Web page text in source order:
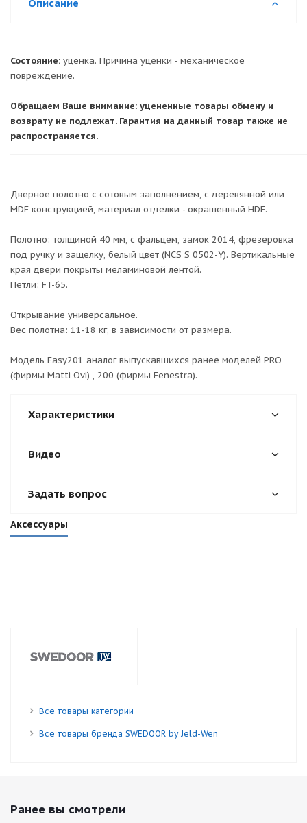
Описание
Состояние: уценка. Причина уценки - механическое
повреждение.
Обращаем Ваше внимание: уцененные товары обмену и
возврату не подлежат. Гарантия на данный товар также не
распространяется.
Дверное полотно с сотовым заполнением, с деревянной или
MDF конструкцией, материал отделки - окрашенный HDF.
Полотно: толщиной 40 мм, с фальцем, замок 2014, фрезеровка
под ручку и защелку, белый цвет (NCS S 0502-Y). Вертикальные
края двери покрыты меламиновой лентой.
Петли: FT-65.
Открывание универсальное.
Вес полотна: 11-18 кг, в зависимости от размера.
Модель Easy201 аналог выпускавшихся ранее моделей PRO
(фирмы Matti Ovi) , 200 (фирмы Fenestra).
Характеристики
Видео
Задать вопрос
Аксессуары
Все товары категории
Все товары бренда SWEDOOR by Jeld-Wen
Ранее вы смотрели